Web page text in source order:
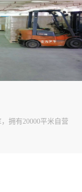
拥有20000平米自营